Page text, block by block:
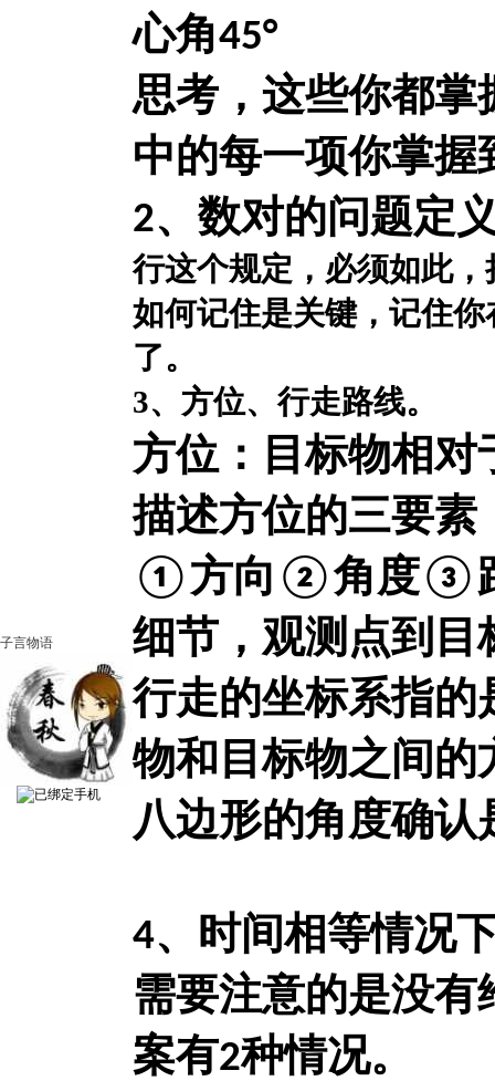
子言物语
心角45°
思考，这些你都掌
中的每一项你掌握
2、数对的问题定
行这个规定，必须如此
如何记住是关键，记住
了。
3、方位、行走路线。
方位：目标物相对
描述方位的三要素
①方向②角度③
细节，观测点到目
行走的坐标系指的
物和目标物之间的
八边形的角度确认
4、 时间相等情况
需要注意的是没有
案有2种情况。